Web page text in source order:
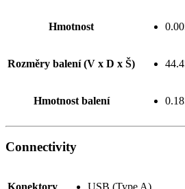
Hmotnost
Rozměry balení (V x D x Š)
Hmotnost balení
Connectivity
Konektory USB (Type A)